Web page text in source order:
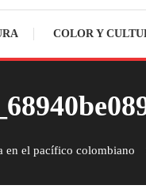
COLOR Y
en el pacífico colombiano